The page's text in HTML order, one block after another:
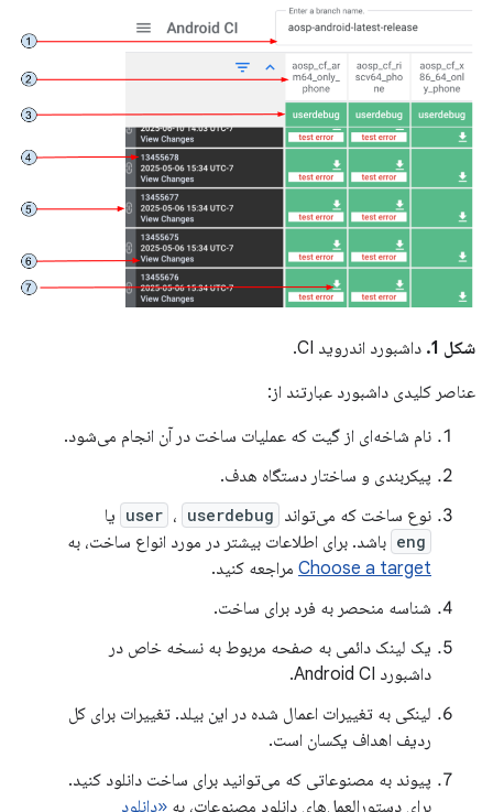
شکل 1.
داشبورد اندروید CI.
عناصر کلیدی داشبورد عبارتند از:
نام شاخه‌ای از گیت که عملیات ساخت در آن انجام می‌شود.
پیکربندی و ساختار دستگاه هدف.
نوع ساخت که می‌تواند
user ، userdebug یا
eng باشد. برای اطلاعات بیشتر در مورد انواع ساخت، به
Choose a target مراجعه کنید.
شناسه منحصر به فرد برای ساخت.
یک لینک دائمی به صفحه مربوط به نسخه خاص در
داشبورد Android CI.
لینکی به تغییرات اعمال شده در این بیلد. تغییرات برای کل
ردیف اهداف یکسان است.
پیوند به مصنوعاتی که می‌توانید برای ساخت دانلود کنید.
برای دستورالعمل‌های دانلود مصنوعات، به «دانلود